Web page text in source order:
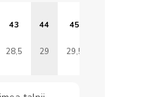
43 44 45
28,5 29 29,5